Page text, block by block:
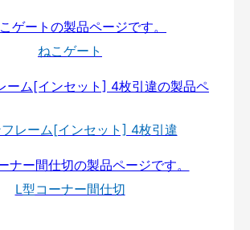
ねこゲート
レーム[インセット] 4枚引違
L型コーナー間仕切